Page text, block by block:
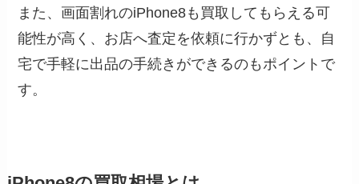
また、画面割れのiPhone8も買取してもらえる可
能性が高く、お店へ査定を依頼に行かずとも、自
宅で手軽に出品の手続きができるのもポイントで
す。